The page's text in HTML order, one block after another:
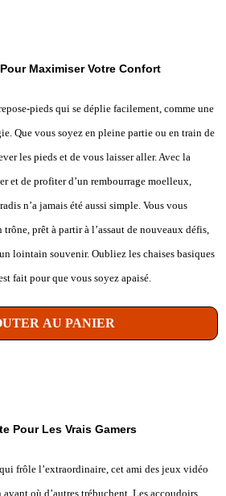
Maximiser Votre Confort
pieds qui se déplie facilement, comme une
Que vous soyez en pleine partie ou en train de
les pieds et de vous laisser aller. Avec la
et de profiter d’un rembourrage moelleux,
n’a jamais été aussi simple. Vous vous
prêt à partir à l’assaut de nouveaux défis,
lointain souvenir. Oubliez les chaises basiques
fait pour que vous soyez apaisé.
AU PANIER
Pour Les Vrais Gamers
frôle l’extraordinaire, cet ami des jeux vidéo
avant où d’autres trébuchent. Les accoudoirs